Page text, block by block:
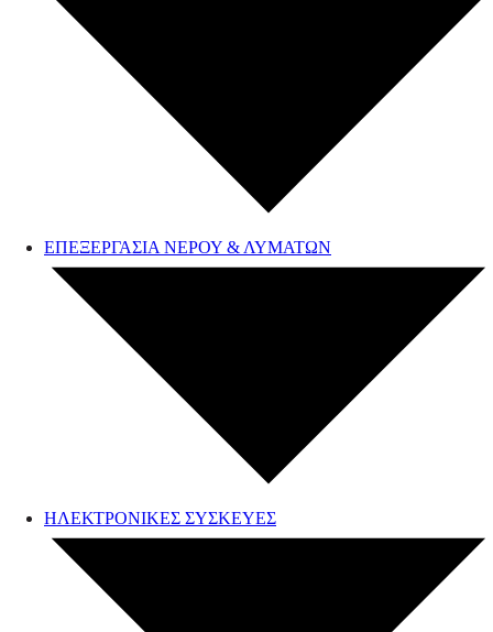
ΕΠΕΞΕΡΓΑΣΙΑ ΝΕΡΟΥ & ΛΥΜΑΤΩΝ
ΗΛΕΚΤΡΟΝΙΚΕΣ ΣΥΣΚΕΥΕΣ